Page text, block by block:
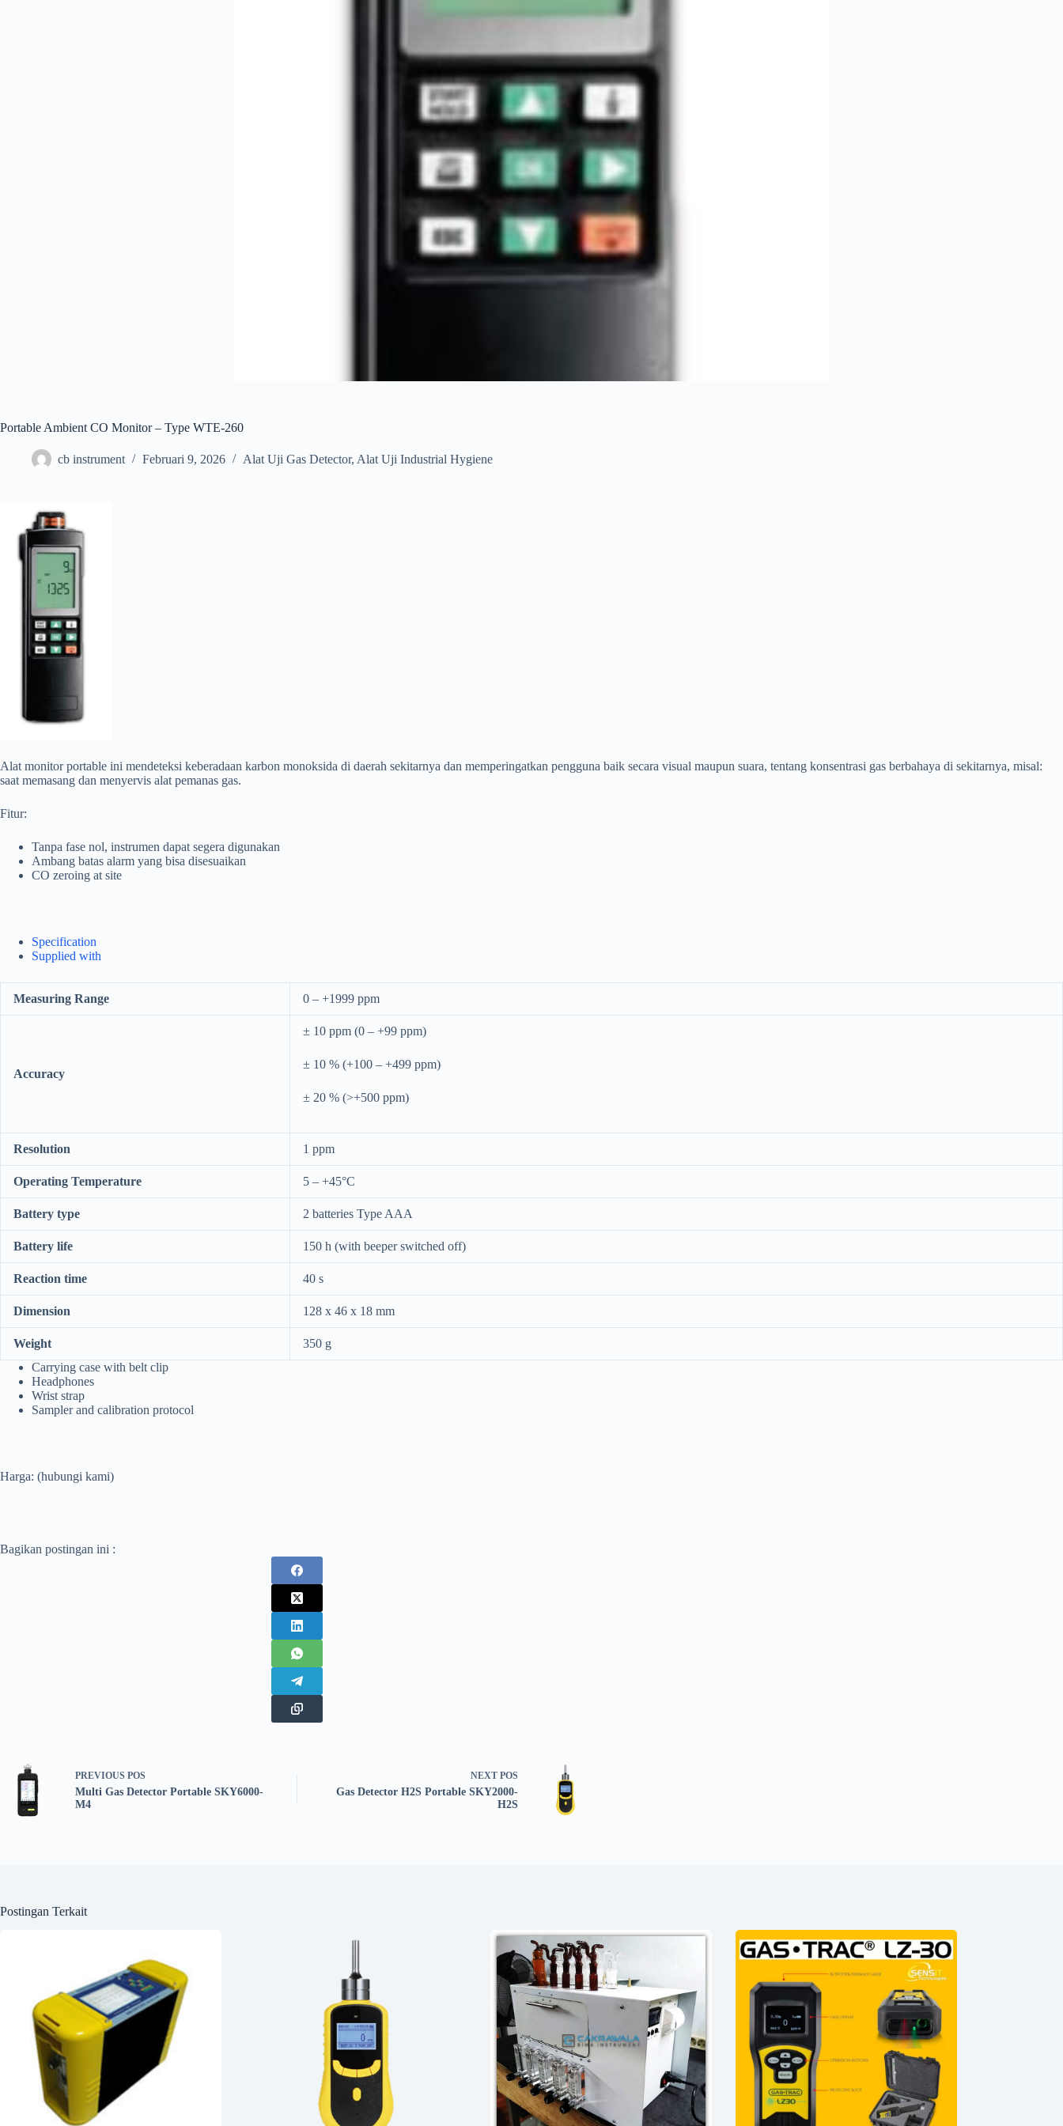
Portable Ambient CO Monitor – Type WTE-260
cb instrument Februari 9, 2026 Alat Uji Gas Detector, Alat Uji Industrial Hygiene
Alat monitor portable ini mendeteksi keberadaan karbon monoksida di daerah sekitarnya dan memperingatkan pengguna baik secara visual maupun suara, tentang konsentrasi gas berbahaya di sekitarnya, misal:
saat memasang dan menyervis alat pemanas gas.
Fitur:
Tanpa fase nol, instrumen dapat segera digunakan
Ambang batas alarm yang bisa disesuaikan
CO zeroing at site
Specification
Supplied with
Measuring Range 0 – +1999 ppm
Accuracy
± 10 ppm (0 – +99 ppm)
± 10 % (+100 – +499 ppm)
± 20 % (>+500 ppm)
Resolution 1 ppm
Operating Temperature 5 – +45°C
Battery type 2 batteries Type AAA
Battery life 150 h (with beeper switched off)
Reaction time 40 s
Dimension 128 x 46 x 18 mm
Weight
350 g
Carrying case with belt clip
Headphones
Wrist strap
Sampler and calibration protocol
Harga: (hubungi kami)
Bagikan postingan ini :
PREVIOUS POS
Multi Gas Detector Portable SKY6000-
M4
NEXT POS
Gas Detector H2S Portable SKY2000-
H2S
Postingan Terkait